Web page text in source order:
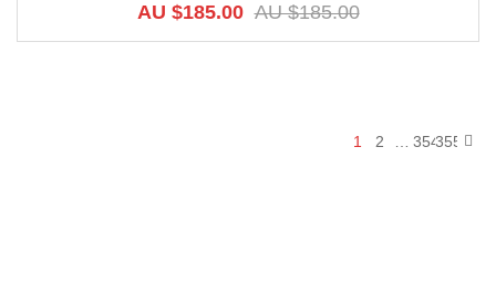
AU $185.00
AU $185.00
1 2 354355